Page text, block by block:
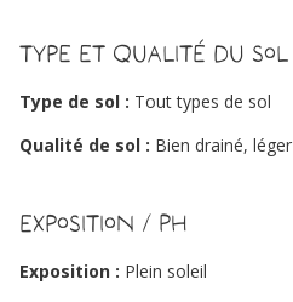
Type et qualité du sol
Type de sol : Tout types de sol
Qualité de sol : Bien drainé, léger
Exposition / PH
Exposition : Plein soleil